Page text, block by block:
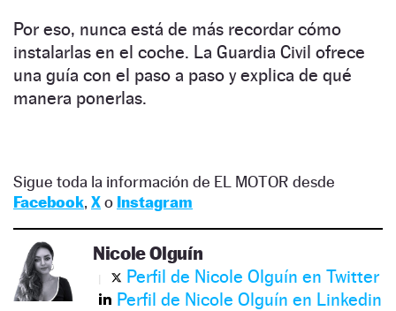
Por eso, nunca está de más recordar cómo
instalarlas en el coche. La Guardia Civil ofrece
una guía con el paso a paso y explica de qué
manera ponerlas.
Sigue toda la información de EL MOTOR desde
Facebook, Xo Instagram
Nicole Olguín
Perfil de Nicole Olguín en Twitter
Perfil de Nicole Olguín en Linkedin